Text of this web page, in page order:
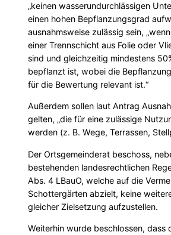
„keinen wasserundurchlässigen
einen hohen Bepflanzungsgrad
ausnahmsweise zulässig sein,
einer Trennschicht aus Folie oder
sind und gleichzeitig mindestens
bepflanzt ist, wobei die
für die Bewertung relevant ist.“
Außerdem sollen laut Antrag
gelten, „die für eine zulässige
werden (z. B. Wege, Terrassen,
Der Ortsgemeinderat beschoss,
bestehenden landesrechtlichen
Abs. 4 LBauO, welche auf die
Schottergärten abzielt, keine
gleicher Zielsetzung aufzustellen.
Weiterhin wurde beschlossen, dass